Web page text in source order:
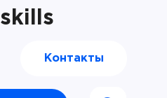
skills
Контакты